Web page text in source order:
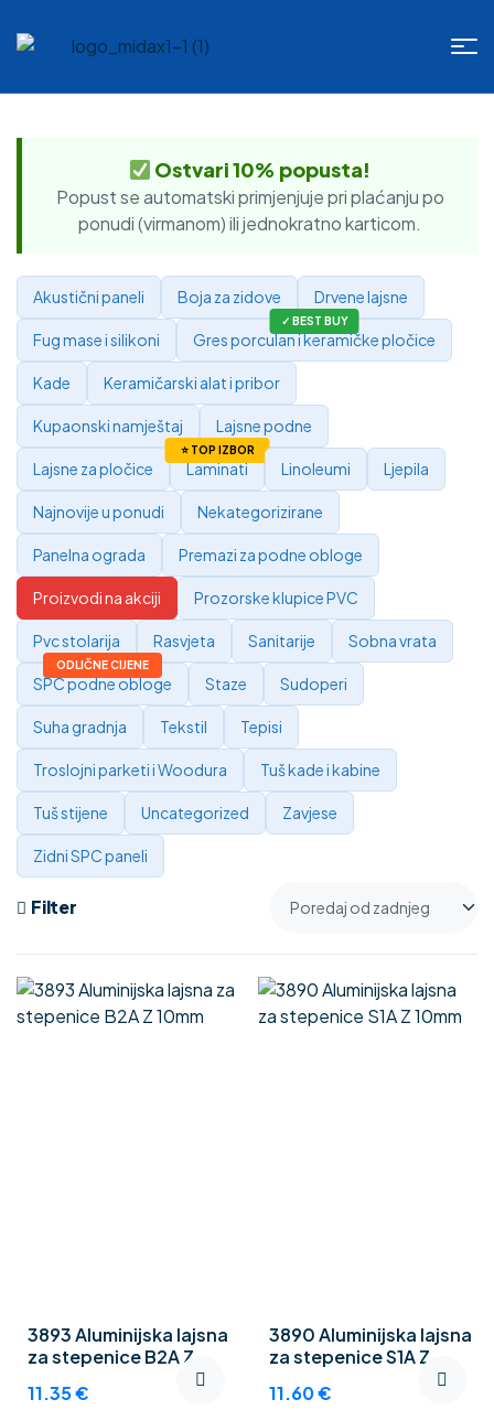
Ostvari 10% popusta!
Popust se automatski primjenjuje pri plaćanju po
ponudi (virmanom) ili jednokratno karticom.
Akustični paneli Boja za zidove Drvene lajsne
Fug mase i silikoni Gres porculan i keramičke pločice
Kade Keramičarski alat i pribor
Kupaonski namještaj Lajsne podne
Lajsne za pločice Laminati Linoleumi Ljepila
Najnovije u ponudi Nekategorizirane
Panelna ograda Premazi za podne obloge
Proizvodi na akciji Prozorske klupice PVC
Pvc stolarija Rasvjeta Sanitarije Sobna vrata
SPC podne obloge Staze Sudoperi
Suha gradnja Tekstil Tepisi
Troslojni parketi i Woodura Tuš kade i kabine
Tuš stijene Uncategorized Zavjese
Zidni SPC paneli
Filter
3893 Aluminijska lajsna
za stepenice B2A Z
11.35€
3890 Aluminijska lajsna
za stepenice S1A Z
11.60€